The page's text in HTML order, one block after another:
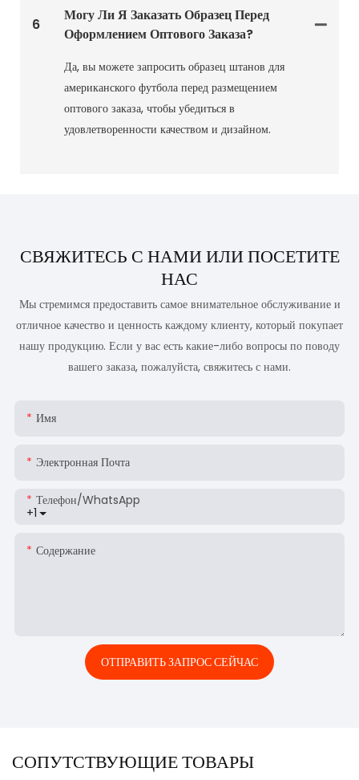
6
Могу Ли Я Заказать Образец Перед
Оформлением Оптового Заказа?
Да, вы можете запросить образец штанов для
американского футбола перед размещением
оптового заказа, чтобы убедиться в
удовлетворенности качеством и дизайном.
СВЯЖИТЕСЬ С НАМИ ИЛИ ПОСЕТИТЕ
НАС
Мы стремимся предоставить самое внимательное обслуживание и
отличное качество и ценность каждому клиенту, который покупает
нашу продукцию. Если у вас есть какие-либо вопросы по поводу
вашего заказа, пожалуйста, свяжитесь с нами.
Имя
Электронная Почта
+1
Телефон/WhatsApp
Содержание
ОТПРАВИТЬ ЗАПРОС СЕЙЧАС
СОПУТСТВУЮЩИЕ ТОВАРЫ